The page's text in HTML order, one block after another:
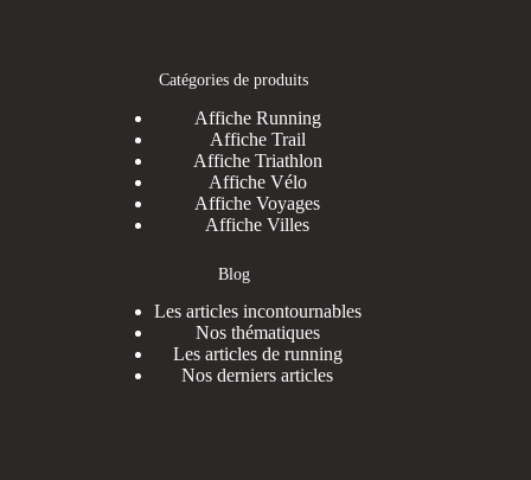
Catégories de produits
Affiche Running
Affiche Trail
Affiche Triathlon
Affiche Vélo
Affiche Voyages
Affiche Villes
Blog
Les articles incontournables
Nos thématiques
Les articles de running
Nos derniers articles